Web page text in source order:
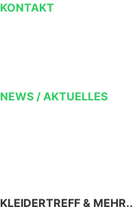
KONTAKT
NEWS / AKTUELLES
KLEIDERTREFF & MEHR..